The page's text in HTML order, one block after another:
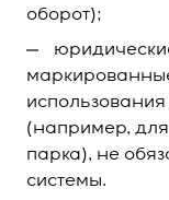
оборот);
(например,
парка), не
системы.